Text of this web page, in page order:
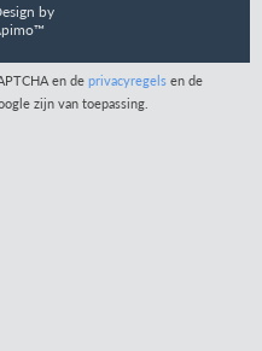
by
en deprivacyregels en de
zijn van toepassing.